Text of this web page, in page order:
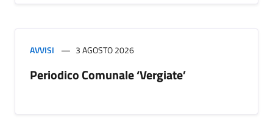
AVVISI 3 AGOSTO 2026
Periodico Comunale ‘Vergiate’